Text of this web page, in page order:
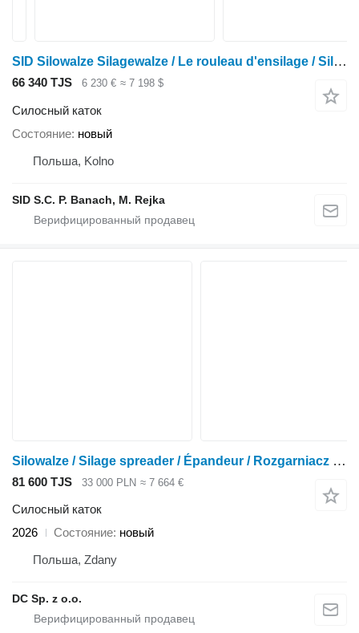
SID Silowalze Silagewalze / Le rouleau d'ensilage / Silage roller (
66 340 TJS 6 230 € ≈ 7 198 $
Силосный каток
Состояние новый
Польша, Kolno
SID S.C. P. Banach, M. Rejka
Silowalze / Silage spreader / Épandeur / Rozgarniacz 2,20 m
81 600 TJS 33 000 PLN ≈ 7 664 €
Силосный каток
2026
Состояние новый
Польша, Zdany
DC Sp. z o.o.